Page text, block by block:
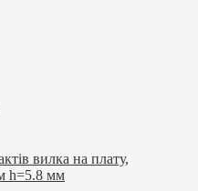
вилка на плату,
h=5.8 мм